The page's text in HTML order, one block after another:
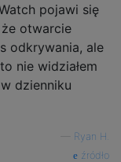
pojawi się
otwarcie
odkrywania, ale
nie widziałem
dzienniku
Ryan H.
źródło